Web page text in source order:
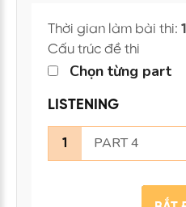
Thời gian làm bài thi:
Cấu trúc đề thi
Chọn từng part
LISTENING
1 PART 4